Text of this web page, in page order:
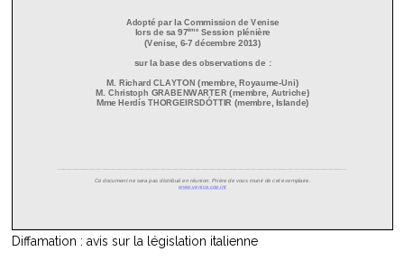
Diffamation : avis sur la législation italienne